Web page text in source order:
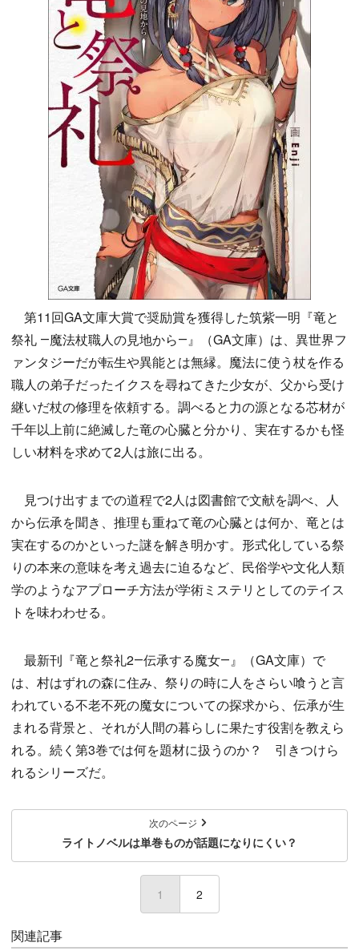
第11回GA文庫大賞で奨励賞を獲得した筑紫一明『竜と
祭礼 ―魔法杖職人の見地から―』（GA文庫）は、異世界フ
ァンタジーだが転生や異能とは無縁。魔法に使う杖を作る
職人の弟子だったイクスを尋ねてきた少女が、父から受け
継いだ杖の修理を依頼する。調べると力の源となる芯材が
千年以上前に絶滅した竜の心臓と分かり、実在するかも怪
しい材料を求めて2人は旅に出る。
見つけ出すまでの道程で2人は図書館で文献を調べ、人
から伝承を聞き、推理も重ねて竜の心臓とは何か、竜とは
実在するのかといった謎を解き明かす。形式化している祭
りの本来の意味を考え過去に迫るなど、民俗学や文化人類
学のようなアプローチ方法が学術ミステリとしてのテイス
トを味わわせる。
最新刊『竜と祭礼2―伝承する魔女―』（GA文庫）で
は、村はずれの森に住み、祭りの時に人をさらい喰うと言
われている不老不死の魔女についての探求から、伝承が生
まれる背景と、それが人間の暮らしに果たす役割を教えら
れる。続く第3巻では何を題材に扱うのか？ 引きつけら
れるシリーズだ。
次のページ
ライトノベルは単巻ものが話題になりにくい？
1 (current)
2
関連記事